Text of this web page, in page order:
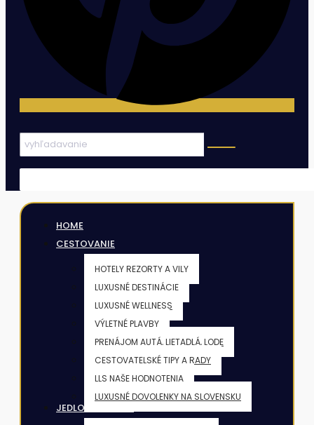
HOME
CESTOVANIE
HOTELY REZORTY A VILY
LUXUSNÉ DESTINÁCIE
LUXUSNÉ WELLNESS
VÝLETNÉ PLAVBY
PRENÁJOM AUTÁ, LIETADLÁ, LODE
CESTOVATELSKÉ TIPY A RADY
LLS NAŠE HODNOTENIA
LUXUSNÉ DOVOLENKY NA SLOVENSKU
JEDLO & NÁPOJE